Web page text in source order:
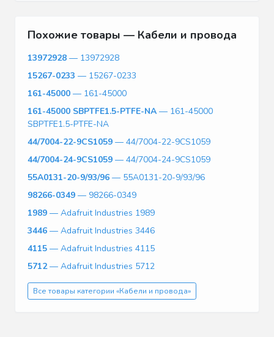
Похожие товары — Кабели и провода
13972928 — 13972928
15267-0233 — 15267-0233
161-45000 — 161-45000
161-45000 SBPTFE1.5-PTFE-NA — 161-45000
SBPTFE1.5-PTFE-NA
44/7004-22-9CS1059 — 44/7004-22-9CS1059
44/7004-24-9CS1059 — 44/7004-24-9CS1059
55A0131-20-9/93/96 — 55A0131-20-9/93/96
98266-0349 — 98266-0349
1989 — Adafruit Industries 1989
3446 — Adafruit Industries 3446
4115 — Adafruit Industries 4115
5712— Adafruit Industries 5712
Все товары категории «Кабели и провода»